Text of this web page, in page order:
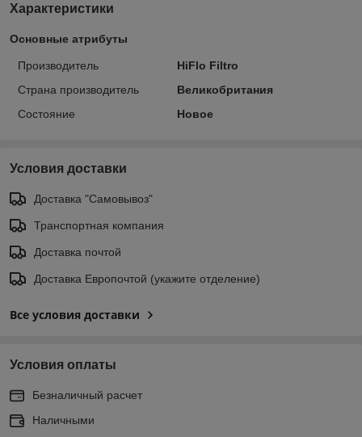
Характеристики
Основные атрибуты
Производитель
HiFlo Filtro
Страна производитель
Великобритания
Состояние
Новое
Условия доставки
Доставка "Самовывоз"
Транспортная компания
Доставка почтой
Доставка Европочтой (укажите отделение)
Все условия доставки
Условия оплаты
Безналичный расчет
Наличными